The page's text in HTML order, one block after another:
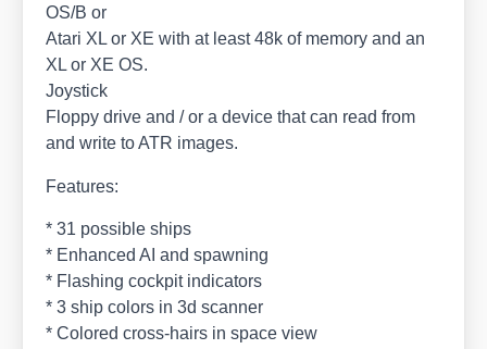
OS/​B or
Ata­ri XL or XE with at least 48k of memo­ry and an
XL or XE OS.
Joy­stick
Flop­py dri­ve and /​ or a device that can read from
and wri­te to ATR images.
Fea­tures:
* 31 pos­si­ble ships
* Enhan­ced AI and spaw­ning
* Flas­hing cock­pit indi­ca­tors
* 3 ship colors in 3d scan­ner
* Colo­red cross-hairs in space view